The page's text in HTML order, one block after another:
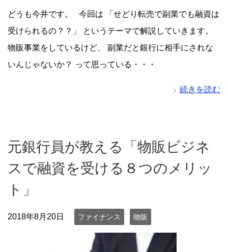
どうも今井です。 今回は 「せどり転売で副業でも融資は
受けられるの？？」 というテーマで解説していきます。
物販事業をしているけど、 副業だと銀行に相手にされな
いんじゃないか？ って思っている・・・
続きを読む
元銀行員が教える「物販ビジネ
スで融資を受ける８つのメリッ
ト」
2018年8月20日 ファイナンス 物販